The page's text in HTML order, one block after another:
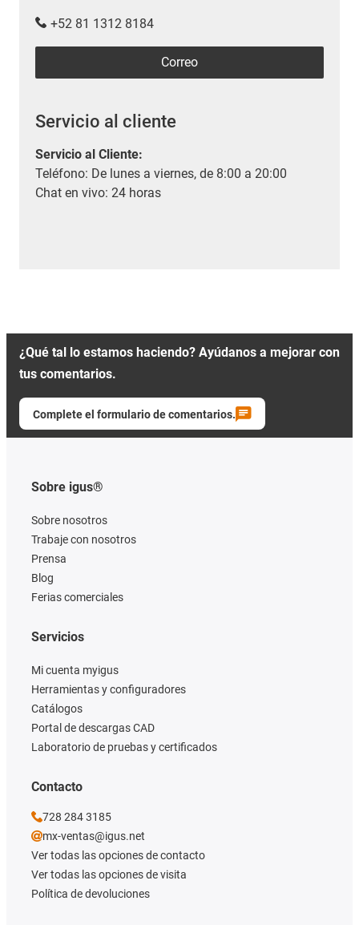
+52 81 1312 8184
Correo
Servicio al cliente
Servicio al Cliente:
Teléfono: De lunes a viernes, de 8:00 a 20:00
Chat en vivo: 24 horas
¿Qué tal lo estamos haciendo? Ayúdanos a mejorar con
tus comentarios.
Complete el formulario de comentarios.
Sobre igus®
Sobre nosotros
Trabaje con nosotros
Prensa
Blog
Ferias comerciales
Servicios
Mi cuenta myigus
Herramientas y configuradores
Catálogos
Portal de descargas CAD
Laboratorio de pruebas y certificados
Contacto
728 284 3185
mx-ventas@igus.net
Ver todas las opciones de contacto
Ver todas las opciones de visita
Política de devoluciones